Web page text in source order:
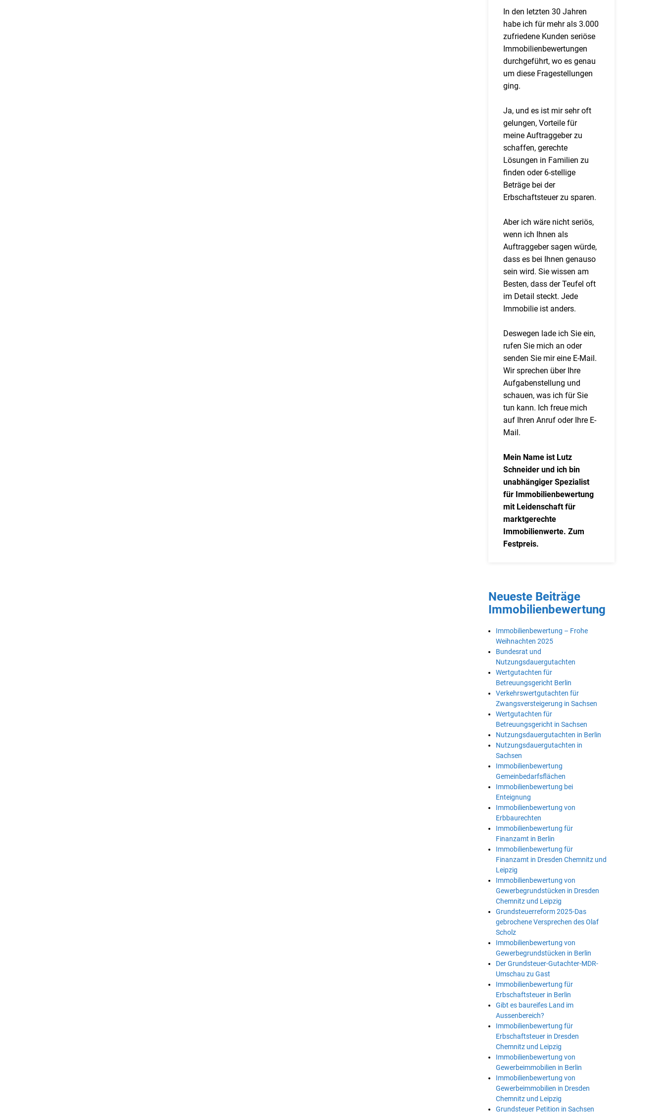
In den letzten 30 Jahren
habe ich für mehr als 3.000
zufriedene Kunden seriöse
Immobilienbewertungen
durchgeführt, wo es genau
um diese Fragestellungen
ging.
Ja, und es ist mir sehr oft
gelungen, Vorteile für
meine Auftraggeber zu
schaffen, gerechte
Lösungen in Familien zu
finden oder 6-stellige
Beträge bei der
Erbschaftsteuer zu sparen.
Aber ich wäre nicht seriös,
wenn ich Ihnen als
Auftraggeber sagen würde,
dass es bei Ihnen genauso
sein wird. Sie wissen am
Besten, dass der Teufel oft
im Detail steckt. Jede
Immobilie ist anders.
Deswegen lade ich Sie ein,
rufen Sie mich an oder
senden Sie mir eine E-Mail.
Wir sprechen über Ihre
Aufgabenstellung und
schauen, was ich für Sie
tun kann. Ich freue mich
auf Ihren Anruf oder Ihre E-
Mail.
Mein Name ist Lutz
Schneider und ich bin
unabhängiger Spezialist
für Immobilienbewertung
mit Leidenschaft für
marktgerechte
Immobilienwerte. Zum
Festpreis.
Neueste Beiträge
Immobilienbewertung
Immobilienbewertung – Frohe
Weihnachten 2025
Bundesrat und
Nutzungsdauergutachten
Wertgutachten für
Betreuungsgericht Berlin
Verkehrswertgutachten für
Zwangsversteigerung in Sachsen
Wertgutachten für
Betreuungsgericht in Sachsen
Nutzungsdauergutachten in Berlin
Nutzungsdauergutachten in
Sachsen
Immobilienbewertung
Gemeinbedarfsflächen
Immobilienbewertung bei
Enteignung
Immobilienbewertung von
Erbbaurechten
Immobilienbewertung für
Finanzamt in Berlin
Immobilienbewertung für
Finanzamt in Dresden Chemnitz und
Leipzig
Immobilienbewertung von
Gewerbegrundstücken in Dresden
Chemnitz und Leipzig
Grundsteuerreform 2025-Das
gebrochene Versprechen des Olaf
Scholz
Immobilienbewertung von
Gewerbegrundstücken in Berlin
Der Grundsteuer-Gutachter-MDR-
Umschau zu Gast
Immobilienbewertung für
Erbschaftsteuer in Berlin
Gibt es baureifes Land im
Aussenbereich?
Immobilienbewertung für
Erbschaftsteuer in Dresden
Chemnitz und Leipzig
Immobilienbewertung von
Gewerbeimmobilien in Berlin
Immobilienbewertung von
Gewerbeimmobilien in Dresden
Chemnitz und Leipzig
Grundsteuer Petition in Sachsen